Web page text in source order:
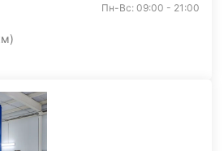
Пн-Вс: 09:00 - 21:00